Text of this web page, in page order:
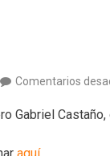
Comentarios
Gabriel